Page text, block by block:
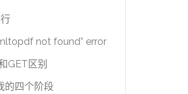
not found” error
GET区别
的四个阶段